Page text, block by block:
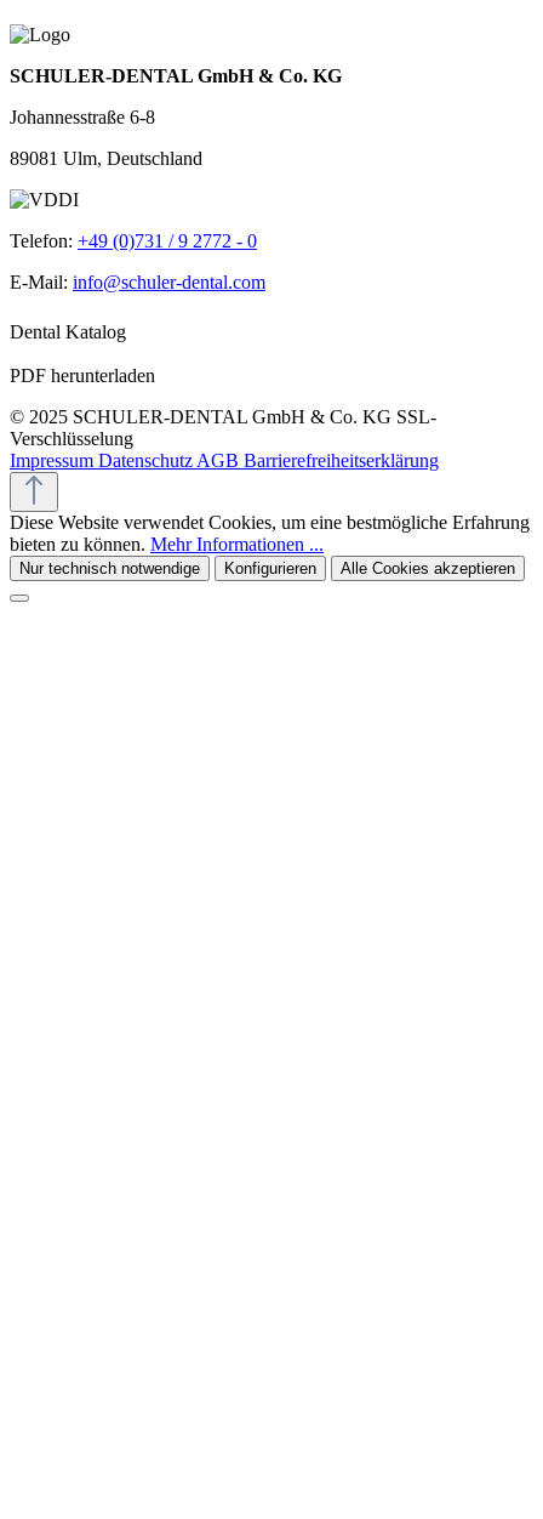
SCHULER-DENTAL GmbH & Co. KG
Johannesstraße 6-8
89081 Ulm, Deutschland
Telefon: +49 (0)731 / 9 2772 - 0
E-Mail: info@schuler-dental.com
Dental Katalog
PDF herunterladen
© 2025 SCHULER-DENTAL GmbH & Co. KG SSL-
Verschlüsselung
Impressum Datenschutz AGB Barrierefreiheitserklärung
Diese Website verwendet Cookies, um eine bestmögliche Erfahrung
bieten zu können. Mehr Informationen ...
Nur technisch notwendige Konfigurieren Alle Cookies akzeptieren